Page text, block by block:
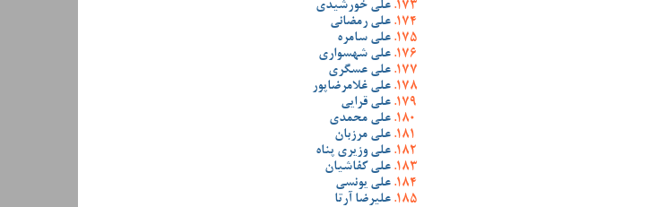
علی خورشیدی
علی رمضانی
علی سامره
علی شهسواری
علی عسگری
علی غلامرضاپور
علی قرایی
علی محمدی
علی مرزبان
علی وزیری پناه
علی کفاشیان
علی یونسی
علیرضا آرتا